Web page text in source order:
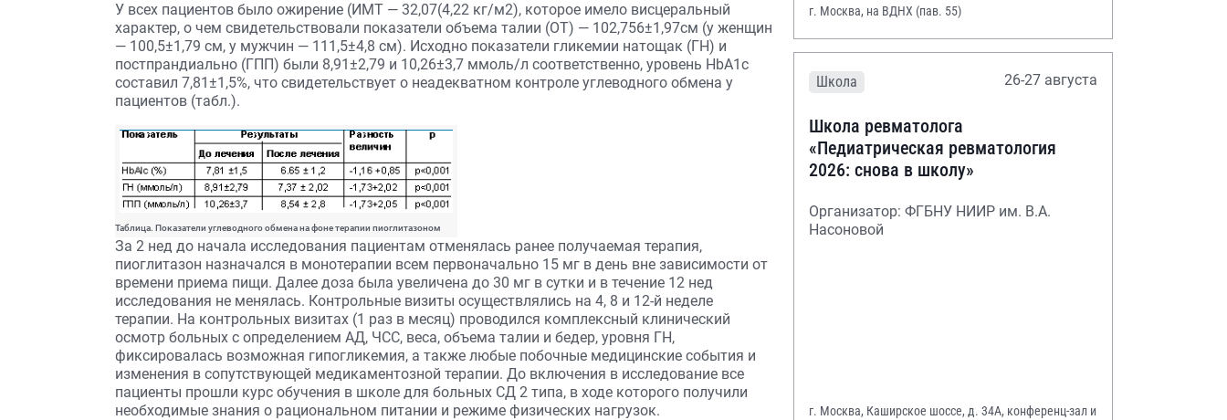
У всех пациентов было ожирение (ИМТ — 32,07(4,22 кг/м2), которое имело висцеральный
характер, о чем свидетельствовали показатели объема талии (ОТ) — 102,756±1,97см (у женщин
— 100,5±1,79 см, у мужчин — 111,5±4,8 см). Исходно показатели гликемии натощак (ГН) и
постпрандиально (ГПП) были 8,91±2,79 и 10,26±3,7 ммоль/л соответственно, уровень HbA1c
составил 7,81±1,5%, что свидетельствует о неадекватном контроле углеводного обмена у
пациентов (табл.).
Таблица. Показатели углеводного обмена на фоне терапии пиоглитазоном
За 2 нед до начала исследования пациентам отменялась ранее получаемая терапия,
пиоглитазон назначался в монотерапии всем первоначально 15 мг в день вне зависимости от
времени приема пищи. Далее доза была увеличена до 30 мг в сутки и в течение 12 нед
исследования не менялась. Контрольные визиты осуществлялись на 4, 8 и 12-й неделе
терапии. На контрольных визитах (1 раз в месяц) проводился комплексный клинический
осмотр больных с определением АД, ЧСС, веса, объема талии и бедер, уровня ГН,
фиксировалась возможная гипогликемия, а также любые побочные медицинские события и
изменения в сопутствующей медикаментозной терапии. До включения в исследование все
пациенты прошли курс обучения в школе для больных СД 2 типа, в ходе которого получили
необходимые знания о рациональном питании и режиме физических нагрузок.
г. Москва, на ВДНХ (пав. 55)
Школа 26-27 августа
Школа ревматолога
«Педиатрическая ревматология
2026: снова в школу»
Организатор: ФГБНУ НИИР им. В.А.
Насоновой
г. Москва, Каширское шоссе, д. 34А, конференц-зал и